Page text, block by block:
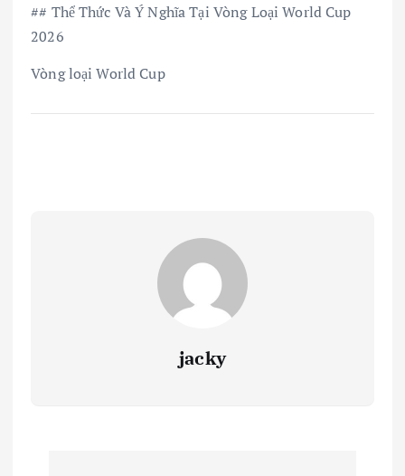
## Thể Thức Và Ý Nghĩa Tại Vòng Loại World Cup
2026
Vòng loại World Cup
jacky